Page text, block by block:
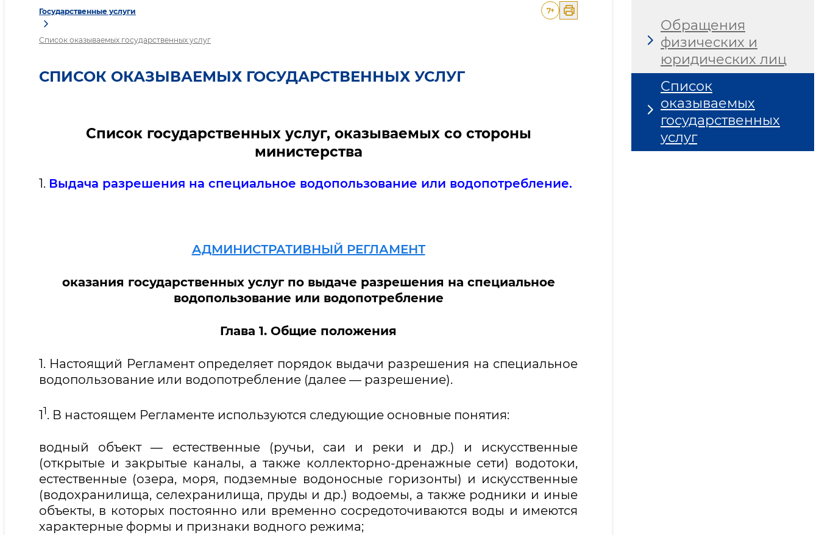
Государственные услуги
Список оказываемых государственных услуг
7+
СПИСОК ОКАЗЫВАЕМЫХ ГОСУДАРСТВЕННЫХ УСЛУГ
Список государственных услуг, оказываемых со стороны
министерства
1. Выдача разрешения на специальное водопользование или водопотребление.
АДМИНИСТРАТИВНЫЙ РЕГЛАМЕНТ
оказания государственных услуг по выдаче разрешения на специальное
водопользование или водопотребление
Глава 1. Общие положения
1. Настоящий Регламент определяет порядок выдачи разрешения на специальное
водопользование или водопотребление (далее — разрешение).
11. В настоящем Регламенте используются следующие основные понятия:
водный объект — естественные (ручьи, саи и реки и др.) и искусственные
(открытые и закрытые каналы, а также коллекторно-дренажные сети) водотоки,
естественные (озера, моря, подземные водоносные горизонты) и искусственные
(водохранилища, селехранилища, пруды и др.) водоемы, а также родники и иные
объекты, в которых постоянно или временно сосредоточиваются воды и имеются
характерные формы и признаки водного режима;
Обращения
физических и
юридических лиц
Список
оказываемых
государственных
услуг